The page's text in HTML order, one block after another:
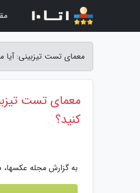
معمای تست تیزبینی: آیا می توانید لاک پشت را
کنید؟
به گزارش مجله عکسها، شما